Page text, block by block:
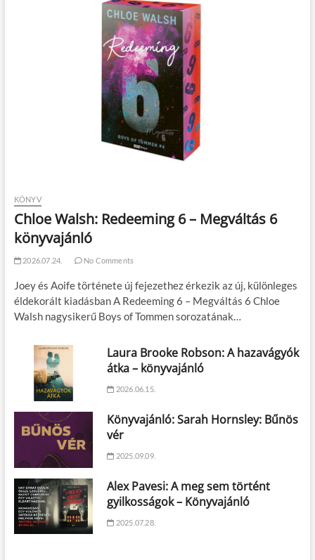
KÖNYV
Chloe Walsh: Redeeming 6 – Megváltás 6
könyvajánló
2026.07.24. No Comments
Joey és Aoife története új fejezethez érkezik az új, különleges
éldekorált kiadásban A Redeeming 6 – Megváltás 6 Chloe
Walsh nagysikerű Boys of Tommen sorozatának…
Laura Brooke Robson: A hazavágyók
átka – könyvajánló
2026.06.15.
Könyvajánló: Sarah Hornsley: Bűnös
vér
2025.09.09.
Alex Pavesi: A meg sem történt
gyilkosságok – Könyvajánló
2025.07.28.